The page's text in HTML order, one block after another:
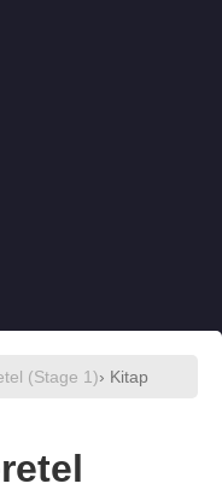
(Stage 1)› Kitap